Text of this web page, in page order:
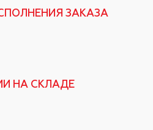
ЗАКАЗА
НА СКЛАДЕ